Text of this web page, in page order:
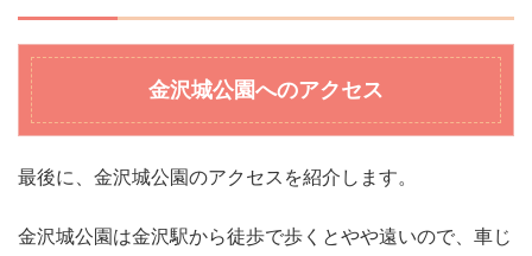
金沢城公園へのアクセス
最後に、金沢城公園のアクセスを紹介します。
金沢城公園は金沢駅から徒歩で歩くとやや遠いので、車じ